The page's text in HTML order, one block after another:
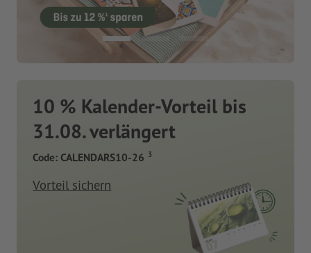
10 % Kalender-Vorteil bis
31.08. verlängert
Code: CALENDARS10-26 3
Vorteil sichern